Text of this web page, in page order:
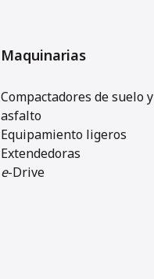
Maquinarias
Compactadores de suelo y
asfalto
Equipamiento ligeros
Extendedoras
e-Drive